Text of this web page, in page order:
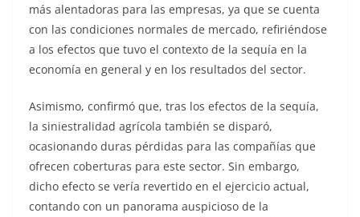
más alentadoras para las empresas, ya que se cuenta
con las condiciones normales de mercado, refiriéndose
a los efectos que tuvo el contexto de la sequía en la
economía en general y en los resultados del sector.
Asimismo, confirmó que, tras los efectos de la sequía,
la siniestralidad agrícola también se disparó,
ocasionando duras pérdidas para las compañías que
ofrecen coberturas para este sector. Sin embargo,
dicho efecto se vería revertido en el ejercicio actual,
contando con un panorama auspicioso de la